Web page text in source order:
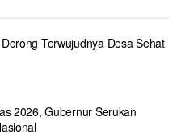
Terwujudnya Desa Sehat
2026, Gubernur Serukan